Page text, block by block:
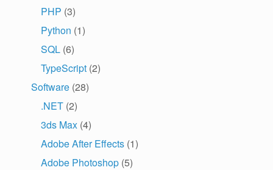
PHP (3)
Python (1)
SQL (6)
TypeScript (2)
Software (28)
.NET (2)
3ds Max (4)
Adobe After Effects (1)
Adobe Photoshop (5)